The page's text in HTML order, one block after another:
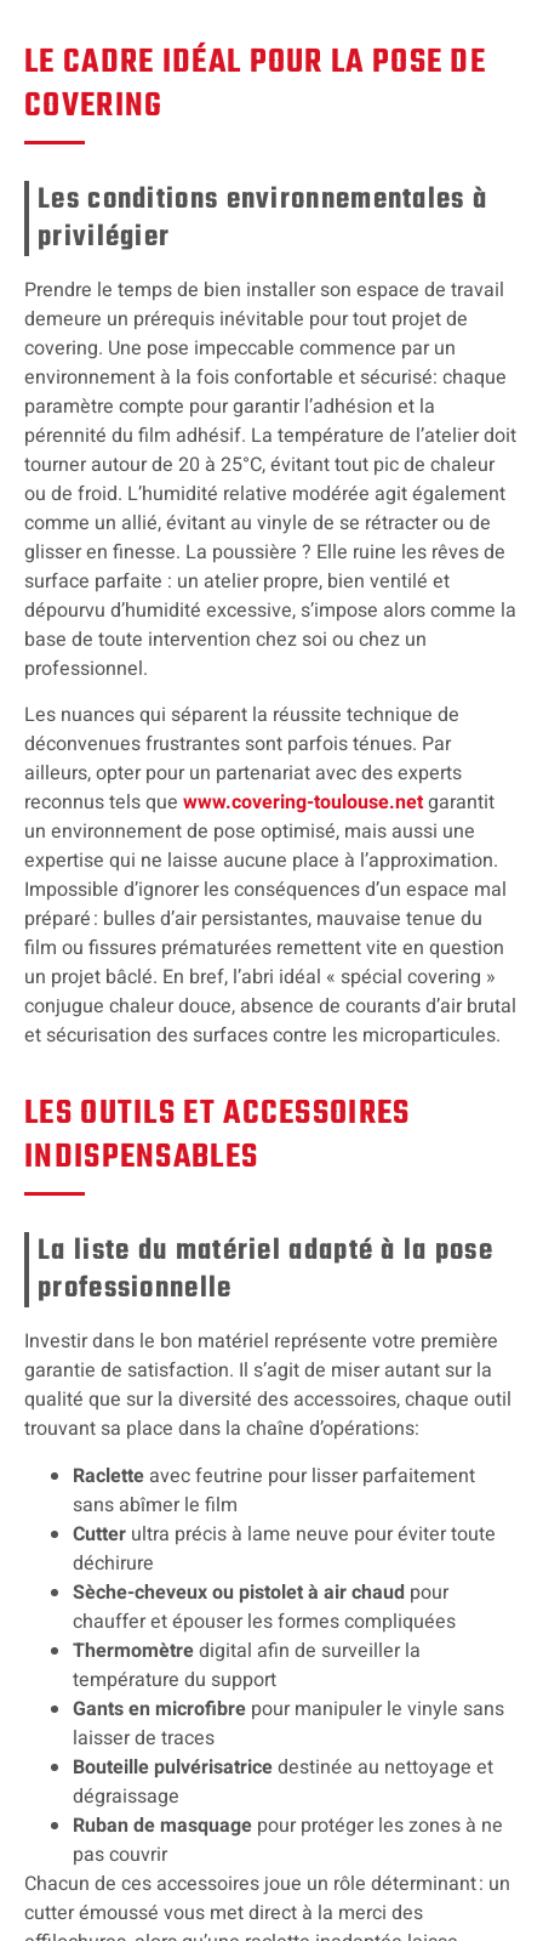
LE CADRE IDÉAL POUR LA POSE DE
COVERING
Les conditions environnementales à
privilégier
Prendre le temps de bien installer son espace de travail
demeure un prérequis inévitable pour tout projet de
covering. Une pose impeccable commence par un
environnement à la fois confortable et sécurisé: chaque
paramètre compte pour garantir l’adhésion et la
pérennité du film adhésif. La température de l’atelier doit
tourner autour de 20 à 25°C, évitant tout pic de chaleur
ou de froid. L’humidité relative modérée agit également
comme un allié, évitant au vinyle de se rétracter ou de
glisser en finesse. La poussière ? Elle ruine les rêves de
surface parfaite : un atelier propre, bien ventilé et
dépourvu d’humidité excessive, s’impose alors comme la
base de toute intervention chez soi ou chez un
professionnel.
Les nuances qui séparent la réussite technique de
déconvenues frustrantes sont parfois ténues. Par
ailleurs, opter pour un partenariat avec des experts
reconnus tels que www.covering-toulouse.netgarantit
un environnement de pose optimisé, mais aussi une
expertise qui ne laisse aucune place à l’approximation.
Impossible d’ignorer les conséquences d’un espace mal
préparé : bulles d’air persistantes, mauvaise tenue du
film ou fissures prématurées remettent vite en question
un projet bâclé. En bref, l’abri idéal « spécial covering »
conjugue chaleur douce, absence de courants d’air brutal
et sécurisation des surfaces contre les microparticules.
LES OUTILS ET ACCESSOIRES
INDISPENSABLES
La liste du matériel adapté à la pose
professionnelle
Investir dans le bon matériel représente votre première
garantie de satisfaction. Il s’agit de miser autant sur la
qualité que sur la diversité des accessoires, chaque outil
trouvant sa place dans la chaîne d’opérations:
Raclette avec feutrine pour lisser parfaitement
sans abîmer le film
Cutter ultra précis à lame neuve pour éviter toute
déchirure
Sèche-cheveux ou pistolet à air chaud pour
chauffer et épouser les formes compliquées
Thermomètredigital afin de surveiller la
température du support
Gants en microfibre pour manipuler le vinyle sans
laisser de traces
Bouteille pulvérisatricedestinée au nettoyage et
dégraissage
Ruban de masquage pour protéger les zones à ne
pas couvrir
Chacun de ces accessoires joue un rôle déterminant : un
cutter émoussé vous met direct à la merci des